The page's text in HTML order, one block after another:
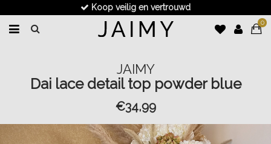
Koop veilig en vertrouwd
0
JAIMY
Dai lace detail top powder blue
€34,99